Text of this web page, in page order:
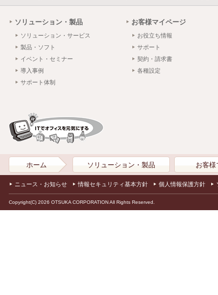
ソリューション・製品
ソリューション・サービス
製品・ソフト
イベント・セミナー
導入事例
サポート体制
お客様マイページ
お役立ち情報
サポート
契約・請求書
各種設定
ホーム ソリューション・製品 お客様
ニュース・お知らせ 情報セキュリティ基本方針 個人情報保護方針
Copyright(C) 2026 OTSUKA CORPORATION All Rights Reserved.